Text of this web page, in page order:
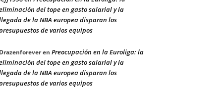
del tope en gasto salarial y la
de la NBA europea disparan los
de varios equipos
en Preocupación en la Euroliga: la
del tope en gasto salarial y la
de la NBA europea disparan los
de varios equipos